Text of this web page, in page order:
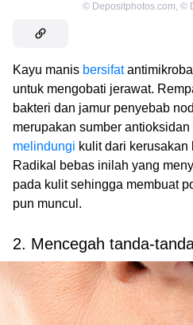
© Depositphotos.com, ©
Kayu manis bersifat
untuk mengobati jerawat.
bakteri dan jamur penyebab
merupakan sumber
melindungi kulit dari
Radikal bebas inilah yang
pada kulit sehingga membuat
pun muncul.
2. Mencegah tanda-